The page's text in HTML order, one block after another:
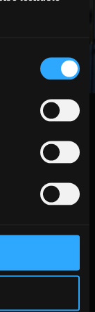
EGG koos
umbes 30
30 minutit,